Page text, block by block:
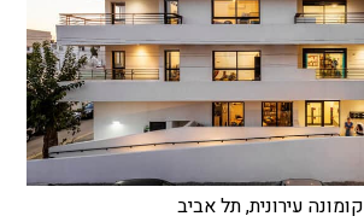
קומונה עירונית, תל אביב